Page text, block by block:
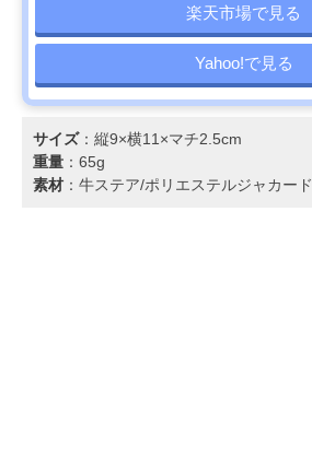
楽天市場で見る
Yahoo!で見る
サイズ：縦9×横11×マチ2.5cm
重量 ：65g
素材 ：牛ステア/ポリエステルジャカード